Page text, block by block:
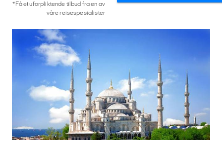
*Få et uforpliktende tilbud fra en av
våre reisespesialister